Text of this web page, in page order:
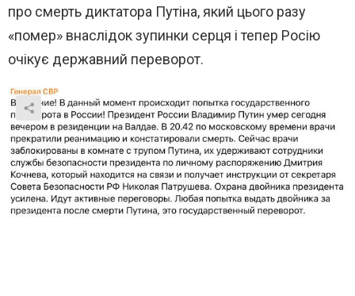
про смерть диктатора Путіна, який цього разу
«помер» внаслідок зупинки серця і тепер Росію
очікує державний переворот.